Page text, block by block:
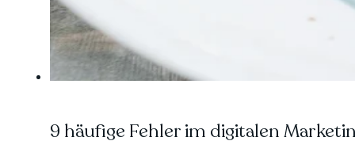
9 häufige Fehler im digitalen